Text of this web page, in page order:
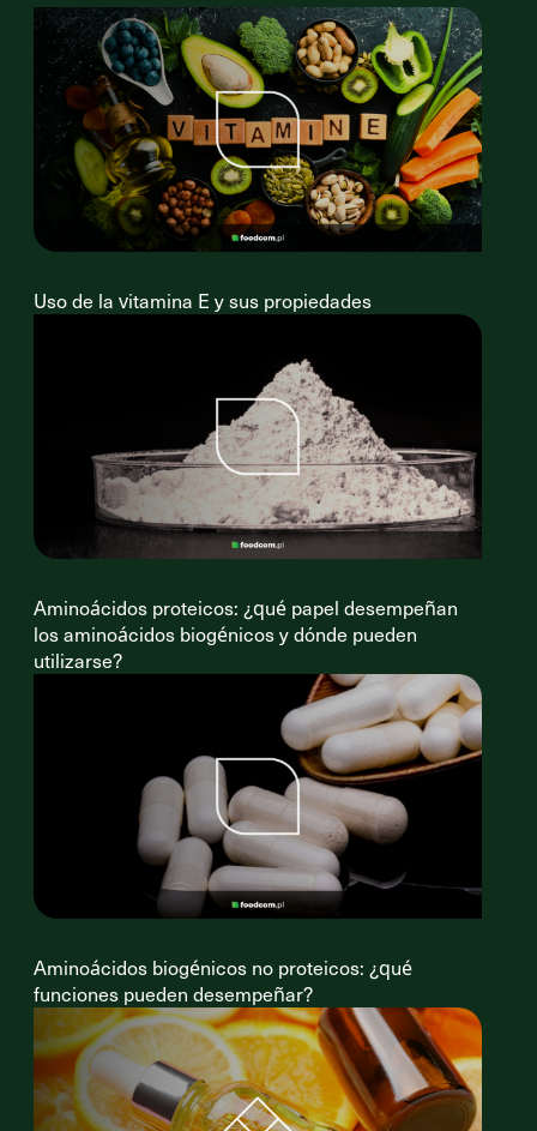
Uso de la vitamina E y sus propiedades
Aminoácidos proteicos: ¿qué papel desempeñan
los aminoácidos biogénicos y dónde pueden
utilizarse?
Aminoácidos biogénicos no proteicos: ¿qué
funciones pueden desempeñar?